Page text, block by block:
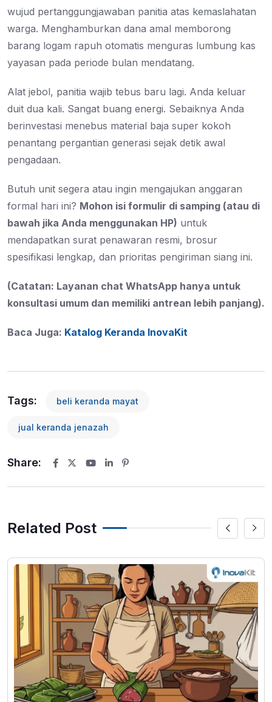
wujud pertanggungjawaban panitia atas kemaslahatan
warga. Menghamburkan dana amal memborong
barang logam rapuh otomatis menguras lumbung kas
yayasan pada periode bulan mendatang.
Alat jebol, panitia wajib tebus baru lagi. Anda keluar
duit dua kali. Sangat buang energi. Sebaiknya Anda
berinvestasi menebus material baja super kokoh
penantang pergantian generasi sejak detik awal
pengadaan.
Butuh unit segera atau ingin mengajukan anggaran
formal hari ini? Mohon isi formulir di samping (atau di
bawah jika Anda menggunakan HP) untuk
mendapatkan surat penawaran resmi, brosur
spesifikasi lengkap, dan prioritas pengiriman siang ini.
(Catatan: Layanan chat WhatsApp hanya untuk
konsultasi umum dan memiliki antrean lebih panjang).
Baca Juga: Katalog Keranda InovaKit
Tags: beli keranda mayat
jual keranda jenazah
Share:
Youtube
LinkedIn
Related Post